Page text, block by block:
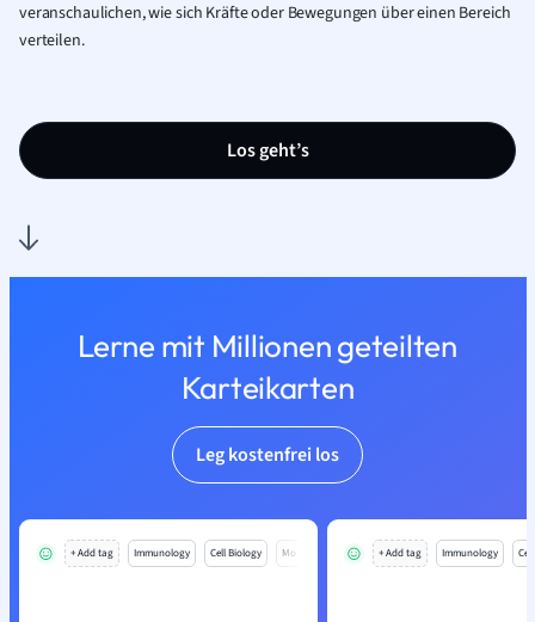
veranschaulichen, wie sich Kräfte oder Bewegungen über einen Bereich
verteilen.
Los geht’s
Lerne mit Millionen geteilten
Karteikarten
Leg kostenfrei los
+ Add tag Immunology Cell Biology Mo + Add tag Immunology